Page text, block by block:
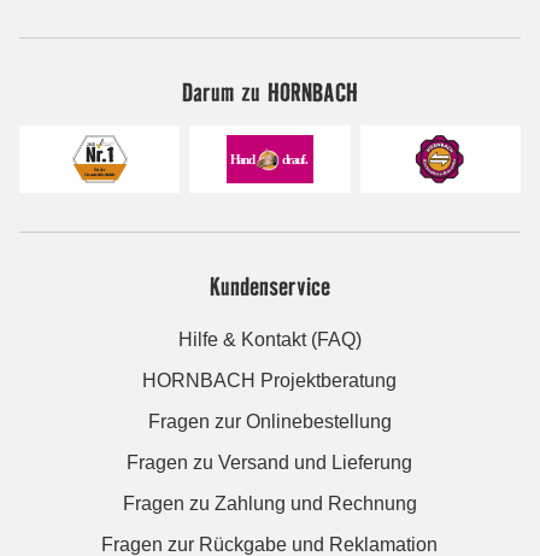
Darum zu HORNBACH
Kundenservice
Hilfe & Kontakt (FAQ)
HORNBACH Projektberatung
Fragen zur Onlinebestellung
Fragen zu Versand und Lieferung
Fragen zu Zahlung und Rechnung
Fragen zur Rückgabe und Reklamation